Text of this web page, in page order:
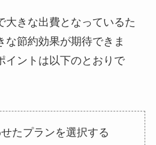
大きな出費となっているた
な節約効果が期待できま
イントは以下のとおりで
たプランを選択する